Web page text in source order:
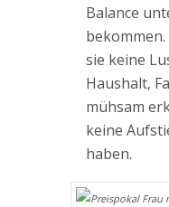
Balance
bekommen.
sie keine
Haushalt,
mühsam
keine
haben.